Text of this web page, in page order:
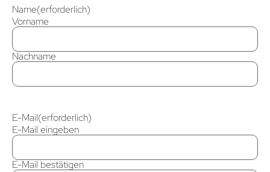
Name(erforderlich)
Vorname
Nachname
E-Mail(erforderlich)
E-Mail eingeben
E-Mail bestätigen